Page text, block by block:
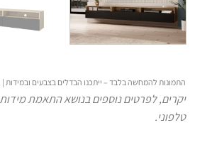
התמונות להמחשה בלבד – ייתכנו הבדלים בצבעים
יקרים, לפרטים נוספים בנושא התאמת
טלפוני.